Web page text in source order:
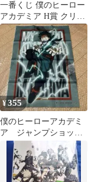
一番くじ 僕のヒーロー
アカデミア H賞 クリア
ポスター緑谷出久 クリ
アポスター
¥355
僕のヒーローアカデミ
ア ジャンプショップ
限定 ファブリックポ
スター 緑谷出久